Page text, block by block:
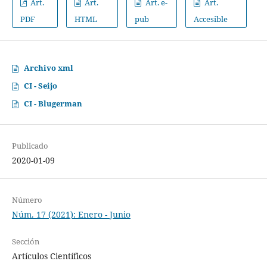
Art.
PDF
Art.
HTML
Art. e-
pub
Art.
Accesible
Archivo xml
CI - Seijo
CI - Blugerman
Publicado
2020-01-09
Número
Núm. 17 (2021): Enero - Junio
Sección
Artículos Científicos